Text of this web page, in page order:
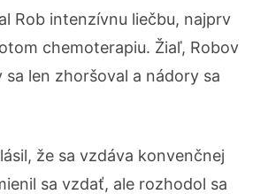
Rob intenzívnu liečbu, najprv
chemoterapiu. Žiaľ, Robov
len zhoršoval a nádory sa
že sa vzdáva konvenčnej
sa vzdať, ale rozhodol sa